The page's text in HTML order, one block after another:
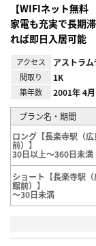
【WIFIネット無
家電も充実で長期
れば即日入居可能
アクセス アストラ
間取り 1K
築年数 2001年 4
プラン名・期間
ロング【長楽寺駅（
前）】
30日以上～360日未満
ショート【長楽寺駅
館前）】
～30日未満